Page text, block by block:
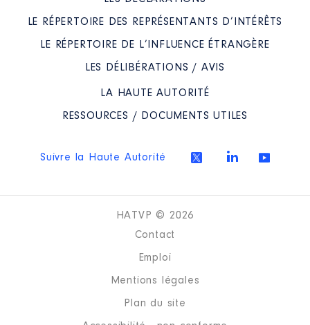
LE RÉPERTOIRE DES REPRÉSENTANTS D’INTÉRÊTS
LE RÉPERTOIRE DE L’INFLUENCE ÉTRANGÈRE
LES DÉLIBÉRATIONS / AVIS
LA HAUTE AUTORITÉ
RESSOURCES / DOCUMENTS UTILES
Suivre la Haute Autorité
HATVP © 2026
Contact
Emploi
Mentions légales
Plan du site